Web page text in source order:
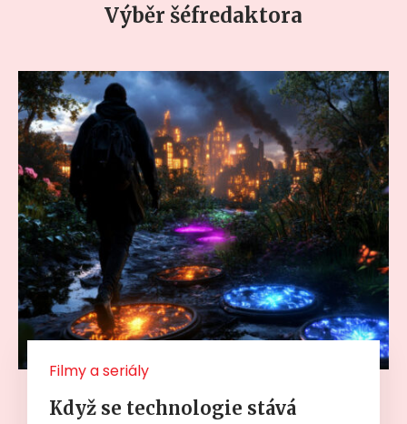
Výběr šéfredaktora
Filmy a seriály
Když se technologie stává